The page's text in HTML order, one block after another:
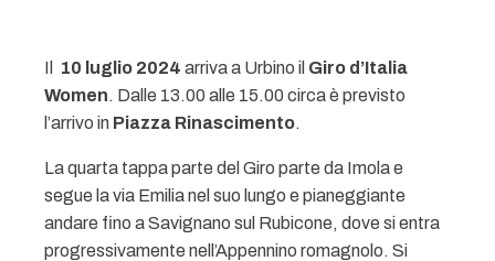
Il 10 luglio 2024 arriva a Urbino il Giro d’Italia
Women. Dalle 13.00 alle 15.00 circa è previsto
l’arrivo in Piazza Rinascimento.
La quarta tappa parte del Giro parte da Imola e
segue la via Emilia nel suo lungo e pianeggiante
andare fino a Savignano sul Rubicone, dove si entra
progressivamente nell’Appennino romagnolo. Si